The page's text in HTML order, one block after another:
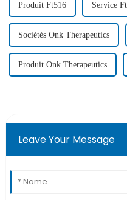
Produit Ft516 Service
Sociétés Onk Therapeutics
Produit Onk Therapeutics
Leave Your Message